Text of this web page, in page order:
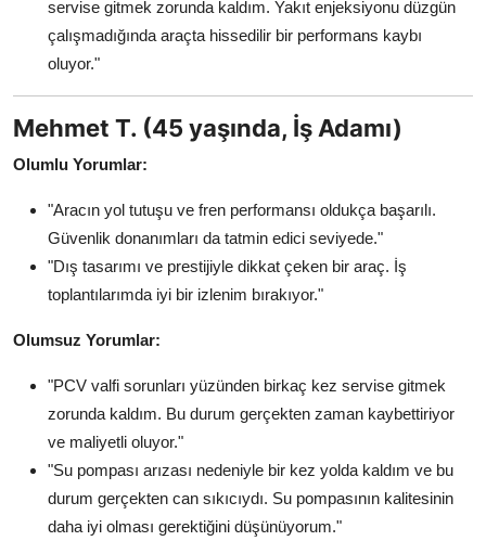
servise gitmek zorunda kaldım. Yakıt enjeksiyonu düzgün
çalışmadığında araçta hissedilir bir performans kaybı
oluyor."
Mehmet T. (45 yaşında, İş Adamı)
Olumlu Yorumlar:
"Aracın yol tutuşu ve fren performansı oldukça başarılı.
Güvenlik donanımları da tatmin edici seviyede."
"Dış tasarımı ve prestijiyle dikkat çeken bir araç. İş
toplantılarımda iyi bir izlenim bırakıyor."
Olumsuz Yorumlar:
"PCV valfi sorunları yüzünden birkaç kez servise gitmek
zorunda kaldım. Bu durum gerçekten zaman kaybettiriyor
ve maliyetli oluyor."
"Su pompası arızası nedeniyle bir kez yolda kaldım ve bu
durum gerçekten can sıkıcıydı. Su pompasının kalitesinin
daha iyi olması gerektiğini düşünüyorum."